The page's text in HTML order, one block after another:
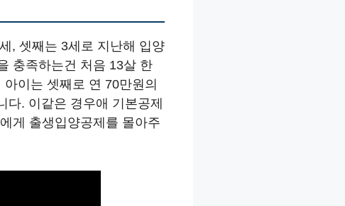
, 셋째는 3세로 지난해 입양
충족하는건 처음 13살 한
이는 셋째로 연 70만원의
다. 이같은 경우애 기본공제
게 출생입양공제를 몰아주